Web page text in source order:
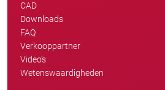
CAD
Downloads
FAQ
Verkooppartner
Video's
Wetenswaardigheden